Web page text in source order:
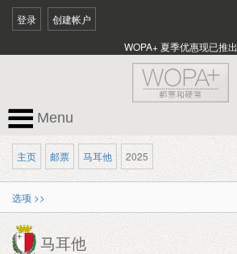
登录 创建帐户
WOPA+ 夏季优惠现已推出
Menu
主页 邮票 马耳他 2025
选项 >>
马耳他